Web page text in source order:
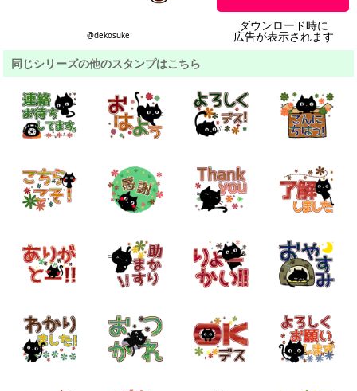
@dekosuke
ダウンロード時に
広告が表示されます
同じシリーズの他のスタンプはこちら